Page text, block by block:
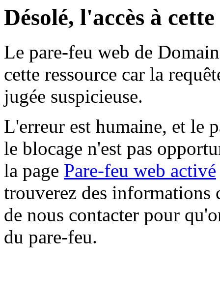
Désolé, l'accès à
Le pare-feu web de
cette ressource car la
jugée suspicieuse.
L'erreur est humaine, et le
le blocage n'est pas
la page Pare-feu web activé
trouverez des informations
de nous contacter pour
du pare-feu.